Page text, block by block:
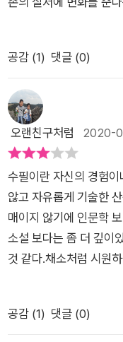
동안 쌓고 쌓아온 축적
을 떼는 신입각오로 출
적어도 하루에 어떤 글
이든, 회고담이든, 좋은
라고 말이다. 일단 계속
고 보완할 수 있는 것이
으로 나 자신에 큰 선물
은 글이란 것은 그 누구
긴 나만의 방식으로 써
라고 기준을 잡으셨는
약 3만여권 안팎... 여
완전 공감하며 읽으려는
을것 같은데, 어째든 어
자신이 같은 책을 두권
가 기억에 남는다.술과
이야기 등 살면서 느낀
생각, 다른 생각을 비교
생각이 들었다. 취미란
싶다고 생각이 들었다.
러오게 만드는 글쟁이의
오래도록 기억에 남을것
을 듣고 공감하며 작가
만든 책이라) 다른 사람
을 두는 말이지만, 작가
가 있는 사람이지 여기
모든 것에 신자유주의를
지켜야 할 터이다. 나만
는 각오로 작가는 작품
각한다. 마냥 천년만년,
까? 죽음이라는 생의
하는 것 아닐까? 단지
그림자이다. 좀체 자신
을 드러낸다. 누구나 그
하지 않기에 남의 일이
는 죽음을 어쩌지 못한
공감 (1) 댓글 (0)
오랜친구처럼 2020-
수필이란 자신의 경험
않고 자유롭게 기술한
매이지 않기에 인문학
소설 보다는 좀 더 깊이
것 같다.채소처럼 시원
자가 경험한 삶의 고백
을 자유롭게 써 내려가고 있다. 글이란 쉽게 써지
공감 (1) 댓글 (0)